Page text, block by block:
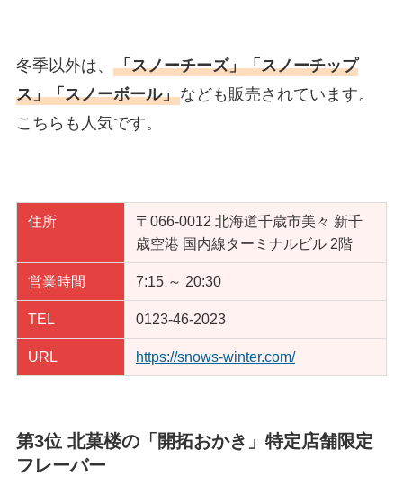
冬季以外は、 「スノーチーズ」「スノーチップ
ス」「スノーボール」なども販売されています。
こちらも人気です。
住所
〒066-0012 北海道千歳市美々 新千
歳空港 国内線ターミナルビル 2階
営業時間 7:15 ～ 20:30
TEL 0123-46-2023
URL https://snows-winter.com/
第3位 北菓楼の「開拓おかき」特定店舗限定
フレーバー